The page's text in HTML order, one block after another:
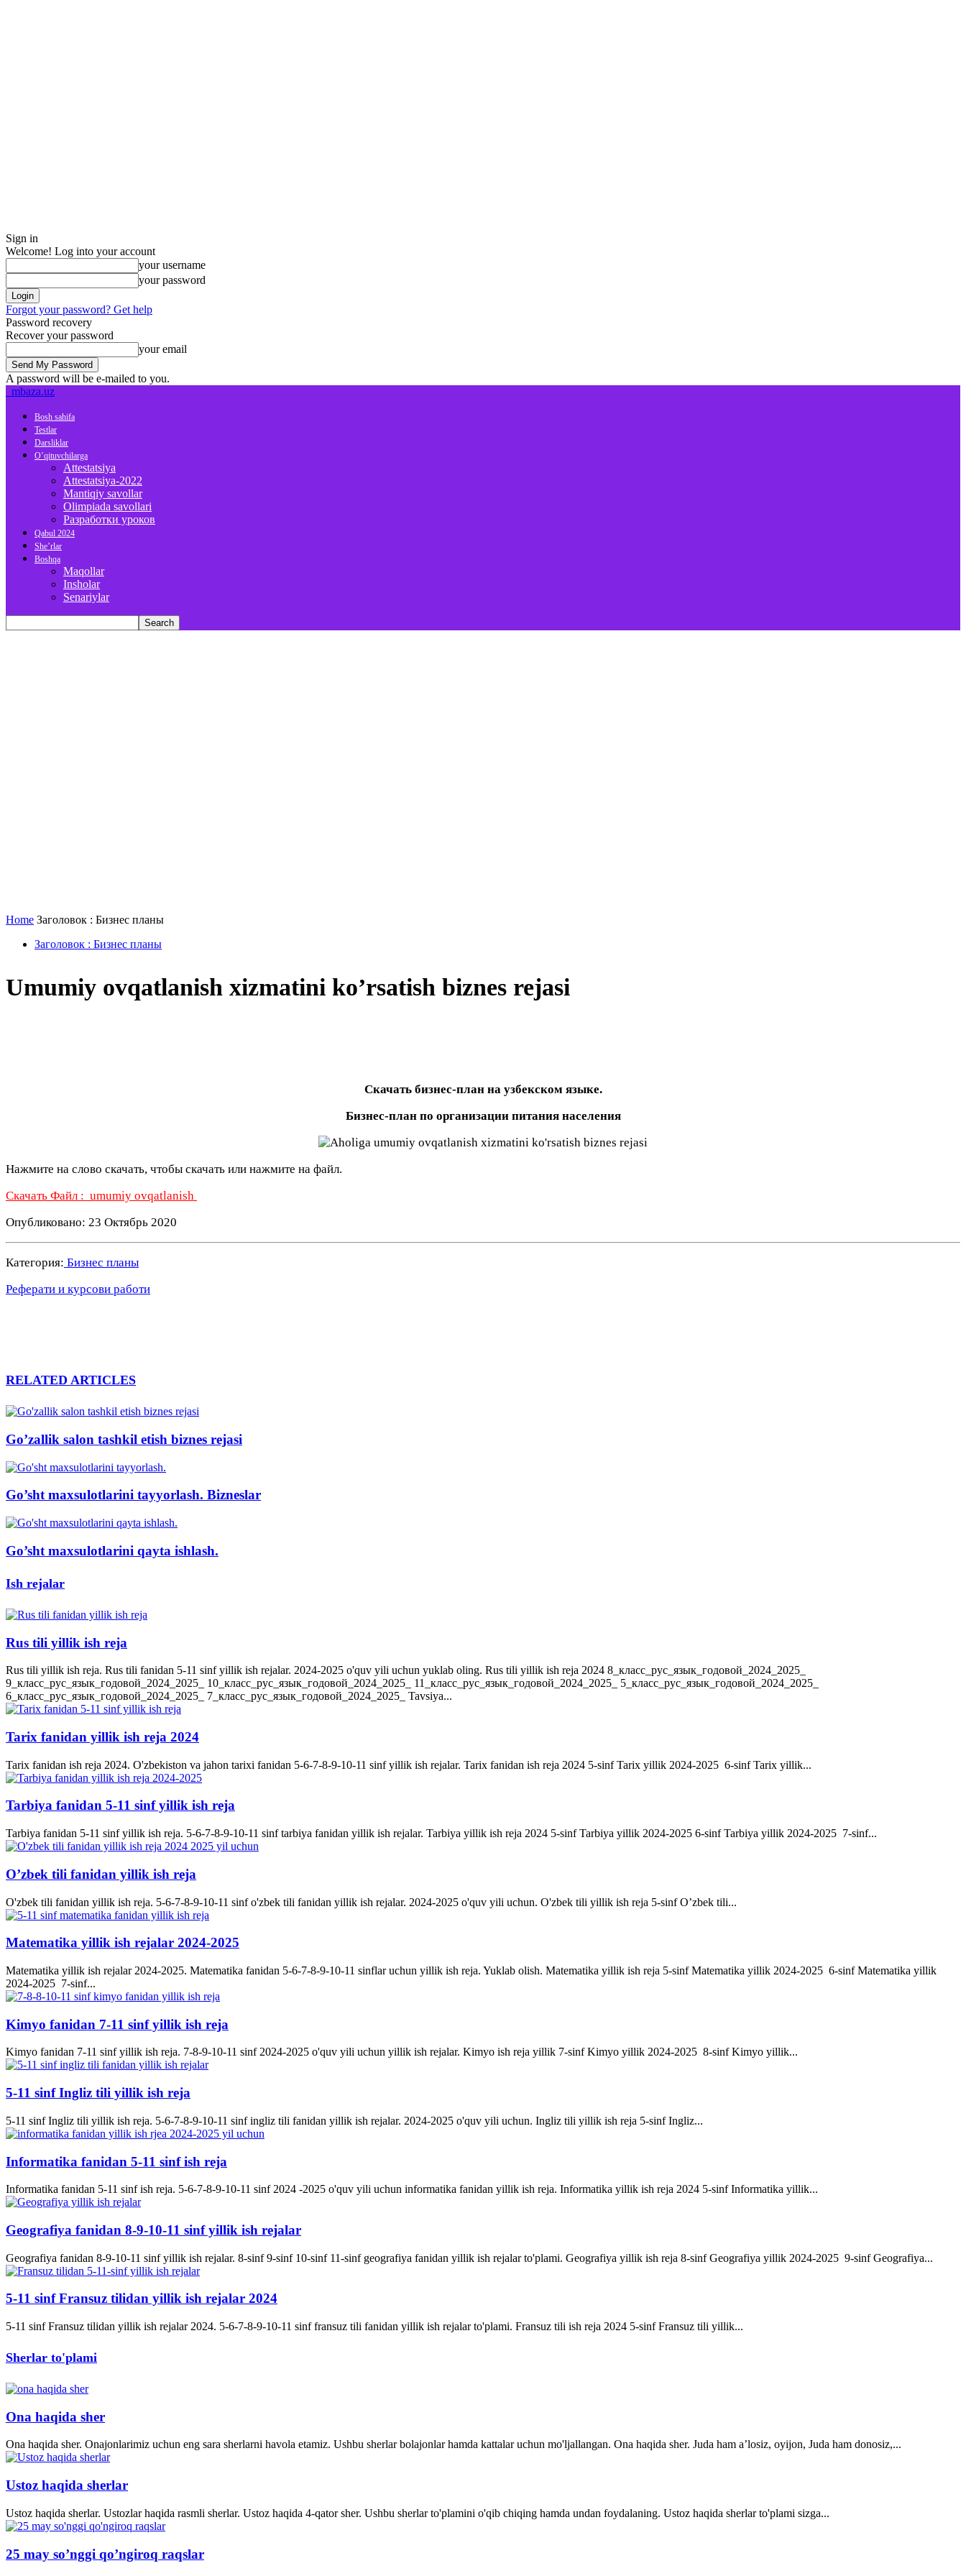
Sign in
Welcome! Log into your account
your username
your password
Forgot your password? Get help
Password recovery
Recover your password
your email
A password will be e-mailed to you.
mbaza.uz
Bosh sahifa
Testlar
Darsliklar
O’qituvchilarga
Attestatsiya
Attestatsiya-2022
Mantiqiy savollar
Olimpiada savollari
Разработки уроков
Qabul 2024
She’rlar
Boshqa
Maqollar
Insholar
Senariylar
Home Заголовок : Бизнес планы
Заголовок : Бизнес планы
Umumiy ovqatlanish xizmatini ko’rsatish biznes rejasi
Скачать бизнес-план на узбекском языке.
Бизнес-план по организации питания населения
Нажмите на слово скачать, чтобы скачать или нажмите на файл.
Скачать Файл : umumiy ovqatlanish
Опубликовано: 23 Октябрь 2020
Категория: Бизнес планы
Реферати и курсови работи
RELATED ARTICLES
Go’zallik salon tashkil etish biznes rejasi
Go’sht maxsulotlarini tayyorlash. Bizneslar
Go’sht maxsulotlarini qayta ishlash.
Ish rejalar
Rus tili yillik ish reja
Rus tili yillik ish reja. Rus tili fanidan 5-11 sinf yillik ish rejalar. 2024-2025 o'quv yili uchun yuklab oling. Rus tili yillik ish reja 2024 8_класс_рус_язык_годовой_2024_2025_
9_класс_рус_язык_годовой_2024_2025_ 10_класс_рус_язык_годовой_2024_2025_ 11_класс_рус_язык_годовой_2024_2025_ 5_класс_рус_язык_годовой_2024_2025_
6_класс_рус_язык_годовой_2024_2025_ 7_класс_рус_язык_годовой_2024_2025_ Tavsiya...
Tarix fanidan yillik ish reja 2024
Tarix fanidan ish reja 2024. O'zbekiston va jahon tarixi fanidan 5-6-7-8-9-10-11 sinf yillik ish rejalar. Tarix fanidan ish reja 2024 5-sinf Tarix yillik 2024-2025 6-sinf Tarix yillik...
Tarbiya fanidan 5-11 sinf yillik ish reja
Tarbiya fanidan 5-11 sinf yillik ish reja. 5-6-7-8-9-10-11 sinf tarbiya fanidan yillik ish rejalar. Tarbiya yillik ish reja 2024 5-sinf Tarbiya yillik 2024-2025 6-sinf Tarbiya yillik 2024-2025 7-sinf...
O’zbek tili fanidan yillik ish reja
O'zbek tili fanidan yillik ish reja. 5-6-7-8-9-10-11 sinf o'zbek tili fanidan yillik ish rejalar. 2024-2025 o'quv yili uchun. O'zbek tili yillik ish reja 5-sinf O’zbek tili...
Matematika yillik ish rejalar 2024-2025
Matematika yillik ish rejalar 2024-2025. Matematika fanidan 5-6-7-8-9-10-11 sinflar uchun yillik ish reja. Yuklab olish. Matematika yillik ish reja 5-sinf Matematika yillik 2024-2025 6-sinf Matematika yillik
2024-2025 7-sinf...
Kimyo fanidan 7-11 sinf yillik ish reja
Kimyo fanidan 7-11 sinf yillik ish reja. 7-8-9-10-11 sinf 2024-2025 o'quv yili uchun yillik ish rejalar. Kimyo ish reja yillik 7-sinf Kimyo yillik 2024-2025 8-sinf Kimyo yillik...
5-11 sinf Ingliz tili yillik ish reja
5-11 sinf Ingliz tili yillik ish reja. 5-6-7-8-9-10-11 sinf ingliz tili fanidan yillik ish rejalar. 2024-2025 o'quv yili uchun. Ingliz tili yillik ish reja 5-sinf Ingliz...
Informatika fanidan 5-11 sinf ish reja
Informatika fanidan 5-11 sinf ish reja. 5-6-7-8-9-10-11 sinf 2024 -2025 o'quv yili uchun informatika fanidan yillik ish reja. Informatika yillik ish reja 2024 5-sinf Informatika yillik...
Geografiya fanidan 8-9-10-11 sinf yillik ish rejalar
Geografiya fanidan 8-9-10-11 sinf yillik ish rejalar. 8-sinf 9-sinf 10-sinf 11-sinf geografiya fanidan yillik ish rejalar to'plami. Geografiya yillik ish reja 8-sinf Geografiya yillik 2024-2025 9-sinf Geografiya...
5-11 sinf Fransuz tilidan yillik ish rejalar 2024
5-11 sinf Fransuz tilidan yillik ish rejalar 2024. 5-6-7-8-9-10-11 sinf fransuz tili fanidan yillik ish rejalar to'plami. Fransuz tili ish reja 2024 5-sinf Fransuz tili yillik...
Sherlar to'plami
Ona haqida sher
Ona haqida sher. Onajonlarimiz uchun eng sara sherlarni havola etamiz. Ushbu sherlar bolajonlar hamda kattalar uchun mo'ljallangan. Ona haqida sher. Juda ham a’losiz, oyijon, Juda ham donosiz,...
Ustoz haqida sherlar
Ustoz haqida sherlar. Ustozlar haqida rasmli sherlar. Ustoz haqida 4-qator sher. Ushbu sherlar to'plamini o'qib chiqing hamda undan foydalaning. Ustoz haqida sherlar to'plami sizga...
25 may so’nggi qo’ngiroq raqslar